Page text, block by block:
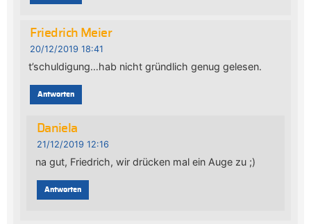
Friedrich Meier
20/12/2019 18:41
t’schuldigung…hab nicht gründlich genug gelesen.
Antworten
Daniela
21/12/2019 12:16
na gut, Friedrich, wir drücken mal ein Auge zu ;)
Antworten